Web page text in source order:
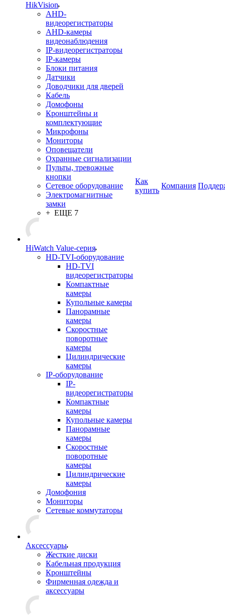
HikVision
AHD-
видеорегистраторы
AHD-камеры
видеонаблюдения
IP-видеорегистраторы
IP-камеры
Блоки питания
Датчики
Доводчики для дверей
Кабель
Домофоны
Кронштейны и
комплектующие
Микрофоны
Мониторы
Оповещатели
Охранные сигнализации
Пульты, тревожные
кнопки
Сетевое оборудование
Электромагнитные
замки
+ ЕЩЕ 7
HiWatch Value-серия
HD-TVI-оборудование
HD-TVI
видеорегистраторы
Компактные
камеры
Купольные камеры
Панорамные
камеры
Скоростные
поворотные
камеры
Цилиндрические
камеры
IP-оборудование
IP-
видеорегистраторы
Компактные
камеры
Купольные камеры
Панорамные
камеры
Скоростные
поворотные
камеры
Цилиндрические
камеры
Домофония
Мониторы
Сетевые коммутаторы
Аксессуары
Жесткие диски
Кабельная продукция
Кронштейны
Фирменная одежда и
аксессуары
Как
купить
Компания